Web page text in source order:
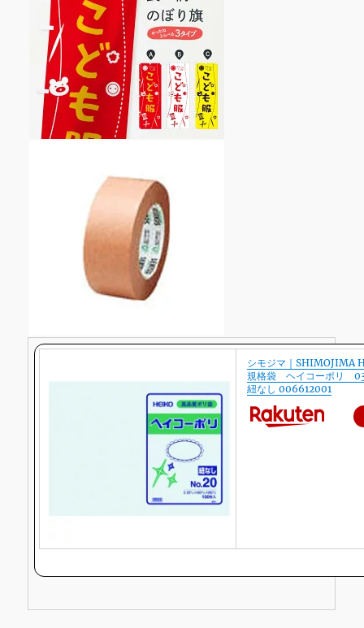
シモジマ｜SHIMOJIMA
規格袋 ヘイコーポリ
紐なし 006612001